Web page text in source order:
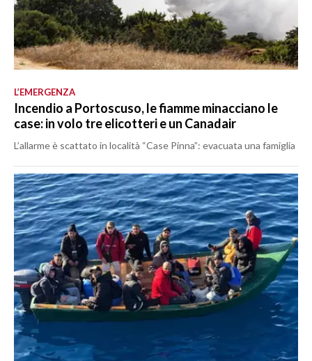
L’EMERGENZA
Incendio a Portoscuso, le fiamme minacciano le
case: in volo tre elicotteri e un Canadair
L’allarme è scattato in località “Case Pinna”: evacuata una famiglia